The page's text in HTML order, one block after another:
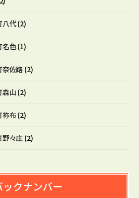
八代(2)
名色(1)
奈佐路 (2)
森山(2)
祢布(2)
野々庄 (2)
ックナンバー